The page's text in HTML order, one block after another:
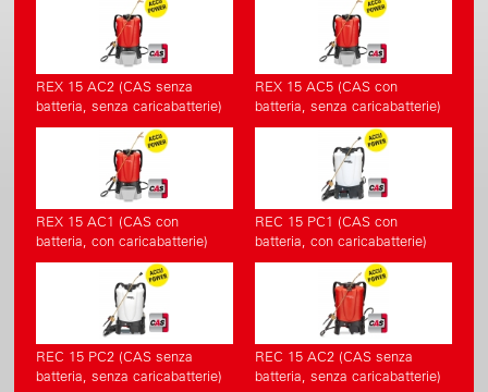
REX 15 AC2 (CAS senza
batteria, senza caricabatterie)
REX 15 AC5 (CAS con
batteria, senza caricabatterie)
REX 15 AC1 (CAS con
batteria, con caricabatterie)
REC 15 PC1 (CAS con
batteria, con caricabatterie)
REC 15 PC2 (CAS senza
batteria, senza caricabatterie)
REC 15 AC2 (CAS senza
batteria, senza caricabatterie)